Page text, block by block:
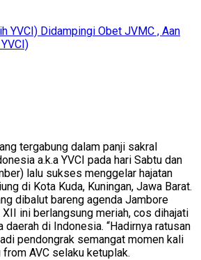
YVCI) Didampingi Obet JVMC , Aan
tergabung dalam panji sakral
a.k.a YVCI pada hari Sabtu dan
lalu sukses menggelar hajatan
di Kota Kuda, Kuningan, Jawa Barat.
dibalut bareng agenda Jambore
ini berlangsung meriah, cos dihajati
di Indonesia. “Hadirnya ratusan
pendongrak semangat momen kali
from AVC selaku ketuplak.